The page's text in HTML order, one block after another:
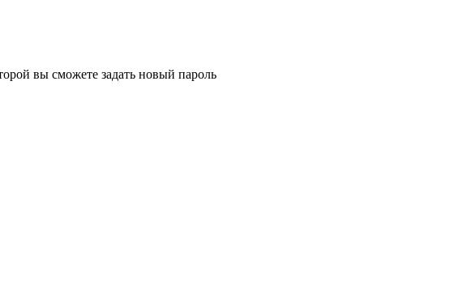
вы сможете задать новый пароль